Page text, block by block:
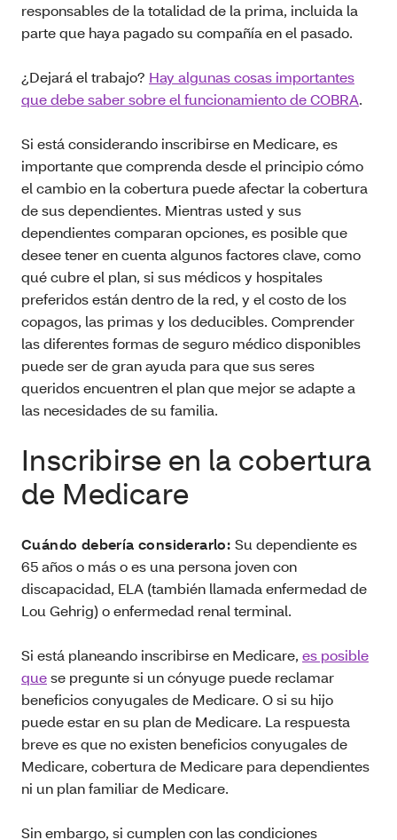
responsables de la totalidad de la prima, incluida la
parte que haya pagado su compañía en el pasado.
¿Dejará el trabajo? Hay algunas cosas importantes
que debe saber sobre el funcionamiento de COBRA.
Si está considerando inscribirse en Medicare, es
importante que comprenda desde el principio cómo
el cambio en la cobertura puede afectar la cobertura
de sus dependientes. Mientras usted y sus
dependientes comparan opciones, es posible que
desee tener en cuenta algunos factores clave, como
qué cubre el plan, si sus médicos y hospitales
preferidos están dentro de la red, y el costo de los
copagos, las primas y los deducibles. Comprender
las diferentes formas de seguro médico disponibles
puede ser de gran ayuda para que sus seres
queridos encuentren el plan que mejor se adapte a
las necesidades de su familia.
Inscribirse en la cobertura
de Medicare
Cuándo debería considerarlo: Su dependiente es
65 años o más o es una persona joven con
discapacidad, ELA (también llamada enfermedad de
Lou Gehrig) o enfermedad renal terminal.
Si está planeando inscribirse en Medicare, es posible
quese pregunte si un cónyuge puede reclamar
beneficios conyugales de Medicare. O si su hijo
puede estar en su plan de Medicare. La respuesta
breve es que no existen beneficios conyugales de
Medicare, cobertura de Medicare para dependientes
ni un plan familiar de Medicare.
Sin embargo, si cumplen con las condiciones